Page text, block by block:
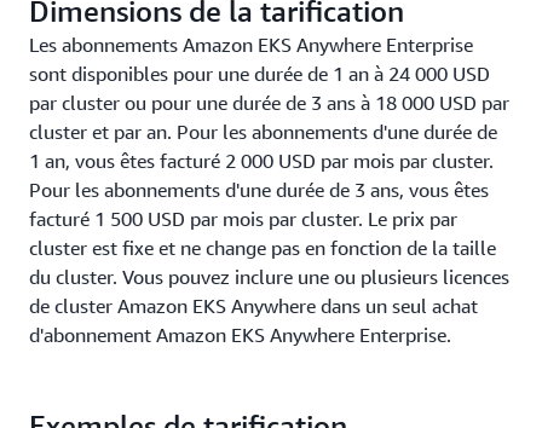
Dimensions de la tarification
Les abonnements Amazon EKS Anywhere Enterprise
sont disponibles pour une durée de 1 an à 24 000 USD
par cluster ou pour une durée de 3 ans à 18 000 USD par
cluster et par an. Pour les abonnements d'une durée de
1 an, vous êtes facturé 2 000 USD par mois par cluster.
Pour les abonnements d'une durée de 3 ans, vous êtes
facturé 1 500 USD par mois par cluster. Le prix par
cluster est fixe et ne change pas en fonction de la taille
du cluster. Vous pouvez inclure une ou plusieurs licences
de cluster Amazon EKS Anywhere dans un seul achat
d'abonnement Amazon EKS Anywhere Enterprise.